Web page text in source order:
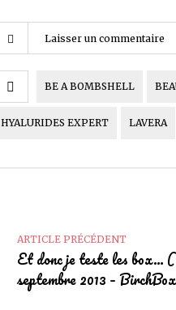
Laisser un commentaire
BE A BOMBSHELL
HYALURIDES EXPERT LAVERA
ARTICLE PRÉCÉDENT
Et donc je teste les box…
septembre 2013 –